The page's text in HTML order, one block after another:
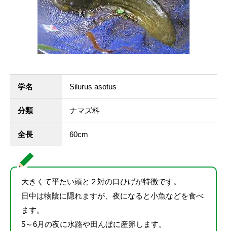
学名 Silurus asotus
分類 ナマズ科
全長 60cm
大きくて平たい頭と２対の口ひげが特徴です。
日中は物陰に隠れますが、夜になると小魚などを食べ
ます。
5～6月の夜に水路や田んぼに産卵します。